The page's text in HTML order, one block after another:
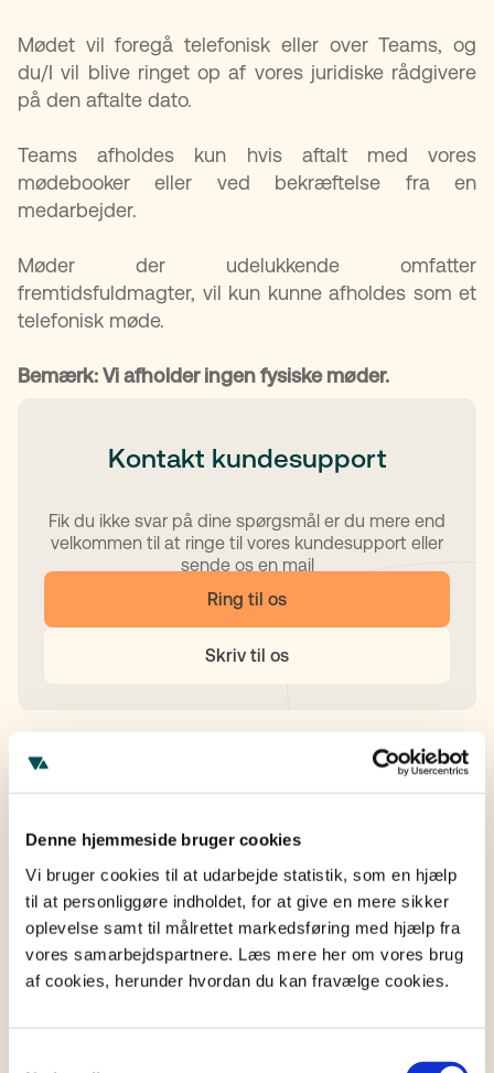
Denne hjemmeside bruger cookies
Vi bruger cookies til at udarbejde statistik, som en hjælp
til at personliggøre indholdet, for at give en mere sikker
oplevelse samt til målrettet markedsføring med hjælp fra
vores samarbejdspartnere. Læs mere her om vores brug
af cookies, herunder hvordan du kan fravælge cookies.
Mødet vil foregå telefonisk eller over Teams, og
du/I vil blive ringet op af vores juridiske rådgivere
på den aftalte dato.
Teams afholdes kun hvis aftalt med vores
mødebooker eller ved bekræftelse fra en
medarbejder.
Møder der udelukkende omfatter
fremtidsfuldmagter, vil kun kunne afholdes som et
telefonisk møde.
Bemærk: Vi afholder ingen fysiske møder.
Kontakt kundesupport
Fik du ikke svar på dine spørgsmål er du mere end
velkommen til at ringe til vores kundesupport eller
sende os en mail
Ring til os
Skriv til os
Læs videre
Se alle artikler
SUPPORT
Hvordan redigerer jeg mit dokument?
Læs hvordan du kan lave ændringer i dit dokument